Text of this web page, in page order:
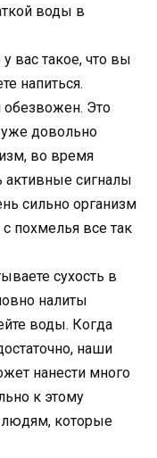
воды в
вас такое, что вы
напиться.
Это
уже довольно
во время
активные сигналы
сильно организм
похмелья все так
сухость в
налиты
воды. Когда
наши
нанести много
к этому
людям, которые